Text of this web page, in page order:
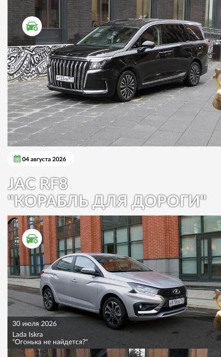
ТЕСТ ДРАЙВ
04 августа 2026
JAC RF8
"КОРАБЛЬ ДЛЯ ДОРОГИ"
ТЕСТ ДРАЙВ
30 июля 2026
Lada Iskra
"Огонька не найдется?"